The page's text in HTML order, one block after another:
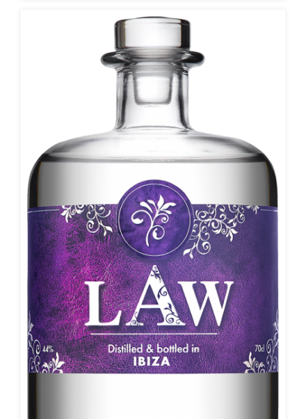
nicht nur von höchster Qualität, viele davon sind auch
einzigartig japanisch und werden daher von japanischer
Meisterhand am besten verstanden. Roku Gin ist das
Ergebnis jahrzehntelanger Erfahrung Suntorys in der Gin-
Herstellung. Suntory entwickelte sein eigenes
Destillationsverfahren, das die besonderen Eigenschaften
jeder Botanical in der perfekt ausgewogenen Mischung von
Roku Gin hervorbringt. Das Aroma zeigt den Duft von
Kirschblüten und Grünem Tee mit Anklängen von blumig-
süßen Noten. Der Geschmack ist komplex und vielschichtig,
perfekte Harmonie zwischen klassischem Gin-Geschmack
und den speziellen Noten japanischer Botanicals. Mit Yuzu
als Hauptnote. Weich und samtig am Gaumen.